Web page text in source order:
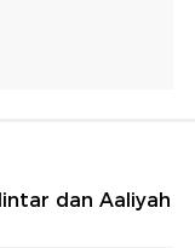
dan Aaliyah